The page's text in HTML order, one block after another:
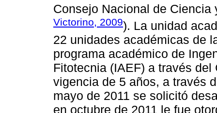
Consejo Nacional de Ciencia
Victorino, 2009). La unidad
22 unidades académicas de
programa académico de
Fitotecnia (IAEF) a través
vigencia de 5 años, a través
mayo de 2011 se solicitó
en octubre de 2011 le fue